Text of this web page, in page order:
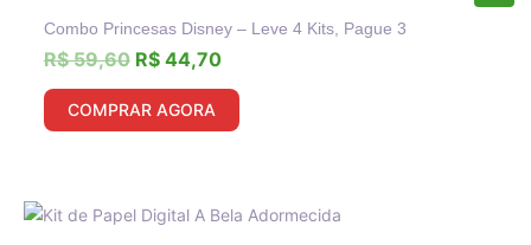
Combo Princesas Disney – Leve 4 Kits, Pague 3
R$59,60
original
era:
R$44,70
atual
é:
COMPRAR AGORA